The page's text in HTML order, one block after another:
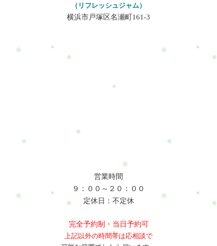
（リフレッシュジャム）
横浜市戸塚区名瀬町161-3
営業時間
９：００～２０：００
定休日：不定休
完全予約制・当日予約可
上記以外の時間帯は応相談で